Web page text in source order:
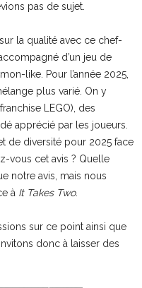
pas de sujet.
la qualité avec ce chef-
d’un jeu de
like. Pour l’année 2025,
plus varié. On y
LEGO), des
apprécié par les joueurs.
de diversité pour 2025 face
vous cet avis ? Quelle
notre avis, mais nous
à It Takes Two.
sur ce point ainsi que
donc à laisser des